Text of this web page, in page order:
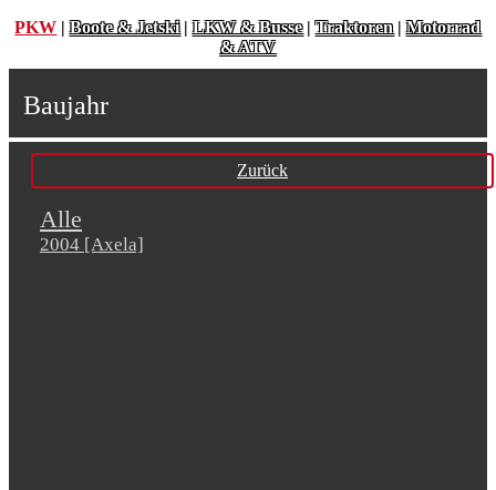
PKW |Boote & Jetski|LKW & Busse|Traktoren|Motorrad
& ATV
Baujahr
Zurück
Alle
2004 [Axela]